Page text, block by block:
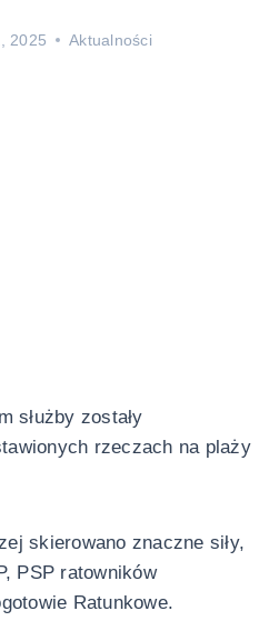
2025 Aktualności
służby zostały
rzeczach na plaży
skierowano znaczne siły,
PSP ratowników
Ratunkowe.